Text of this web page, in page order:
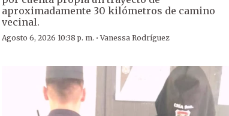
aproximadamente 30 kilómetros de camino
vecinal.
Agosto 6, 2026 10:38 p. m. ·Vanessa Rodríguez